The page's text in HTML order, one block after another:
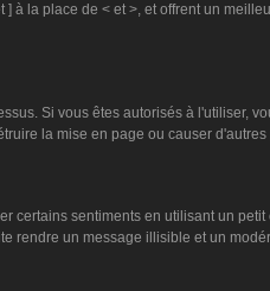
à la place de < et >, et offrent un
Si vous êtes autorisés à l'utiliser,
la mise en page ou causer
certains sentiments en utilisant un
rendre un message illisible et un